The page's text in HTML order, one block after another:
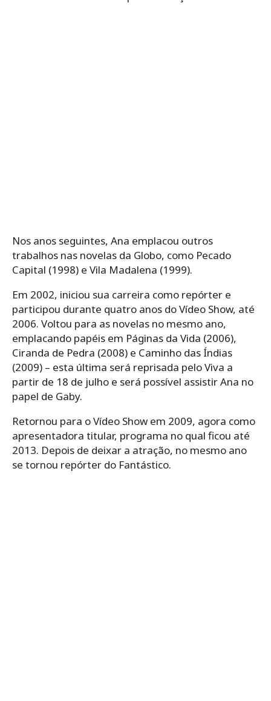
Nos anos seguintes, Ana emplacou outros
trabalhos nas novelas da Globo, como Pecado
Capital (1998) e Vila Madalena (1999).
Em 2002, iniciou sua carreira como repórter e
participou durante quatro anos do Vídeo Show, até
2006. Voltou para as novelas no mesmo ano,
emplacando papéis em Páginas da Vida (2006),
Ciranda de Pedra (2008) e Caminho das Índias
(2009) – esta última será reprisada pelo Viva a
partir de 18 de julho e será possível assistir Ana no
papel de Gaby.
Retornou para o Vídeo Show em 2009, agora como
apresentadora titular, programa no qual ficou até
2013. Depois de deixar a atração, no mesmo ano
se tornou repórter do Fantástico.